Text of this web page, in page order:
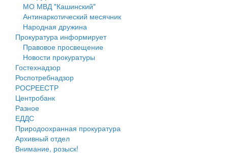
Правила землепользования и застройки
Генеральные планы
Проекты планировки территории
Собрание депутатов
Городское поселение
Сельские поселения
МО МВД "Кашинский"
Антинаркотический месячник
Народная дружина
Прокуратура информирует
Правовое просвещение
Новости прокуратуры
Гостехнадзор
Роспотребнадзор
РОСРЕЕСТР
Центробанк
Разное
ЕДДС
Природоохранная прокуратура
Архивный отдел
Внимание, розыск!